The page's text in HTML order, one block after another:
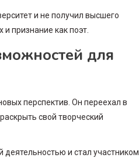
и не получил высшего
признание как поэт.
для
перспектив. Он переехал в
свой творческий
деятельностью и стал участником